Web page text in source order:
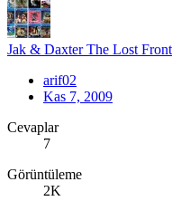
Jak & Daxter The Lost
arif02
Kas 7, 2009
Cevaplar
7
Görüntüleme
2K